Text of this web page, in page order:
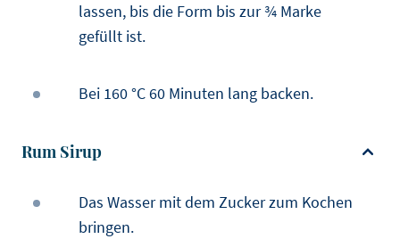
lassen, bis die Form bis zur ¾ Marke
gefüllt ist.
Bei 160 °C 60 Minuten lang backen.
Rum Sirup
Das Wasser mit dem Zucker zum Kochen
bringen.